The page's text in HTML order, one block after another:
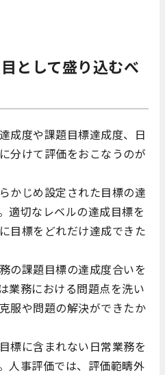
として盛り込むべ
成度や課題目標達成度、日
分けて評価をおこなうのが
かじめ設定された目標の達
適切なレベルの達成目標を
目標をどれだけ達成できた
の課題目標の達成度合いを
業務における問題点を洗い
服や問題の解決ができたか
標に含まれない日常業務を
人事評価では、評価範疇外